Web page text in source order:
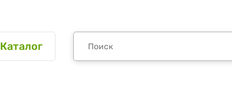
Каталог